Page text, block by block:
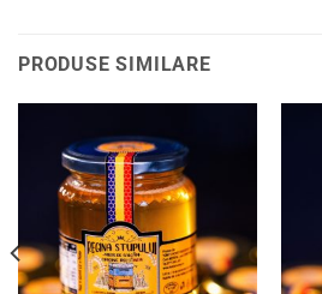
PRODUSE SIMILARE